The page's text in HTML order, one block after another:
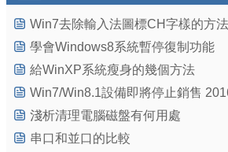
Win7去除輸入法圖標CH字樣的方法
學會Windows8系統暫停復制功能
給WinXP系統瘦身的幾個方法
淺析清理電腦磁盤有何用處
串口和並口的比較